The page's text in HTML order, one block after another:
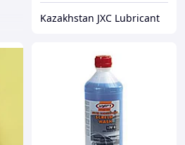
Kazakhstan JXC Lubricant